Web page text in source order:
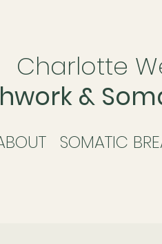
Charlotte
&
SOMATIC